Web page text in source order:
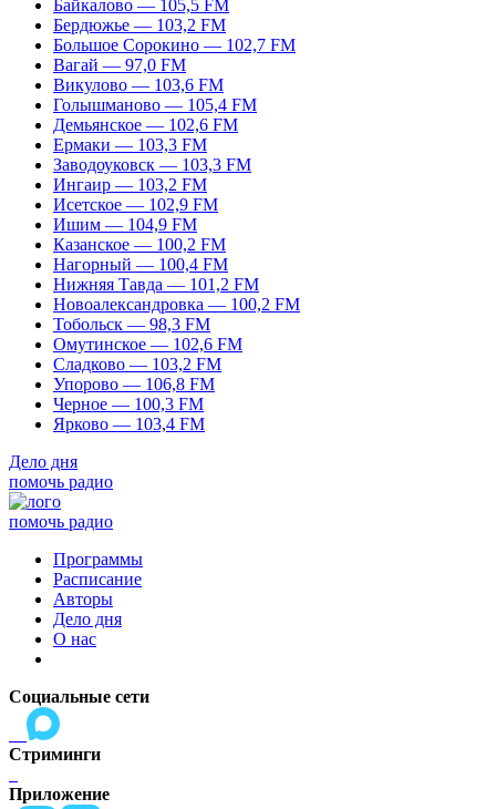
Байкалово — 105,5 FM
Бердюжье — 103,2 FM
Большое Сорокино — 102,7 FM
Вагай — 97,0 FM
Викулово — 103,6 FM
Голышманово — 105,4 FM
Демьянское — 102,6 FM
Ермаки — 103,3 FM
Заводоуковск — 103,3 FM
Ингаир — 103,2 FM
Исетское — 102,9 FM
Ишим — 104,9 FM
Казанское — 100,2 FM
Нагорный — 100,4 FM
Нижняя Тавда — 101,2 FM
Новоалександровка — 100,2 FM
Тобольск — 98,3 FM
Омутинское — 102,6 FM
Сладково — 103,2 FM
Упорово — 106,8 FM
Черное — 100,3 FM
Ярково — 103,4 FM
Дело дня
помочь радио
помочь радио
Программы
Расписание
Авторы
Дело дня
О нас
Социальные сети
Стриминги
Приложение